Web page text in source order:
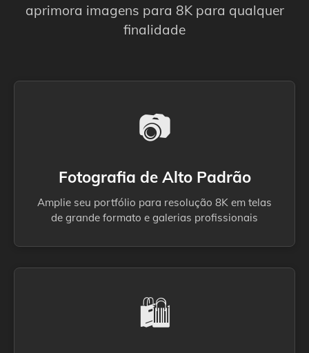
aprimora imagens para 8K para qualquer
finalidade
📷
Fotografia de Alto Padrão
Amplie seu portfólio para resolução 8K em telas
de grande formato e galerias profissionais
🛍️